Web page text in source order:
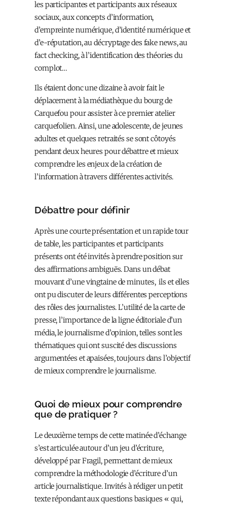
les participantes et participants aux réseaux
sociaux, aux concepts d’information,
d’empreinte numérique, d’identité numérique et
d’e-réputation, au décryptage des fake news, au
fact checking, à l’identification des théories du
complot…
Ils étaient donc une dizaine à avoir fait le
déplacement à la médiathèque du bourg de
Carquefou pour assister à ce premier atelier
carquefolien. Ainsi, une adolescente, de jeunes
adultes et quelques retraités se sont côtoyés
pendant deux heures pour débattre et mieux
comprendre les enjeux de la création de
l’information à travers différentes activités.
Débattre pour définir
Après une courte présentation et un rapide tour
de table, les participantes et participants
présents ont été invités à prendre position sur
des affirmations ambiguës. Dans un débat
mouvant d’une vingtaine de minutes, ils et elles
ont pu discuter de leurs différentes perceptions
des rôles des journalistes. L’utilité de la carte de
presse, l’importance de la ligne éditoriale d’un
média, le journalisme d’opinion, telles sont les
thématiques qui ont suscité des discussions
argumentées et apaisées, toujours dans l’objectif
de mieux comprendre le journalisme.
Quoi de mieux pour comprendre
que de pratiquer ?
Le deuxième temps de cette matinée d’échange
s’est articulée autour d’un jeu d’écriture,
développé par Fragil, permettant de mieux
comprendre la méthodologie d’écriture d’un
article journalistique. Invités à rédiger un petit
texte répondant aux questions basiques « qui,